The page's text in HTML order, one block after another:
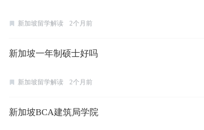
新加坡留学解读 2个月前
新加坡一年制硕士好吗
新加坡留学解读 2个月前
新加坡BCA建筑局学院